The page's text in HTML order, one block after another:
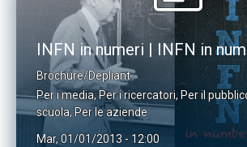
INFN in numeri | INFN in
Brochure/Depliant
Per i media, Per i ricercatori, Per il
scuola, Per le aziende
Mar, 01/01/2013 - 12:00